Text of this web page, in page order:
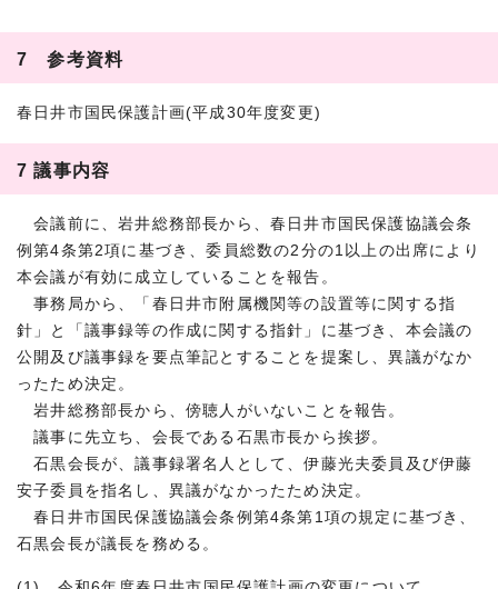
7 参考資料
春日井市国民保護計画(平成30年度変更)
7 議事内容
会議前に、岩井総務部長から、春日井市国民保護協議会条
例第4条第2項に基づき、委員総数の2分の1以上の出席により
本会議が有効に成立していることを報告。
事務局から、「春日井市附属機関等の設置等に関する指
針」と「議事録等の作成に関する指針」に基づき、本会議の
公開及び議事録を要点筆記とすることを提案し、異議がなか
ったため決定。
岩井総務部長から、傍聴人がいないことを報告。
議事に先立ち、会長である石黒市長から挨拶。
石黒会長が、議事録署名人として、伊藤光夫委員及び伊藤
安子委員を指名し、異議がなかったため決定。
春日井市国民保護協議会条例第4条第1項の規定に基づき、
石黒会長が議長を務める。